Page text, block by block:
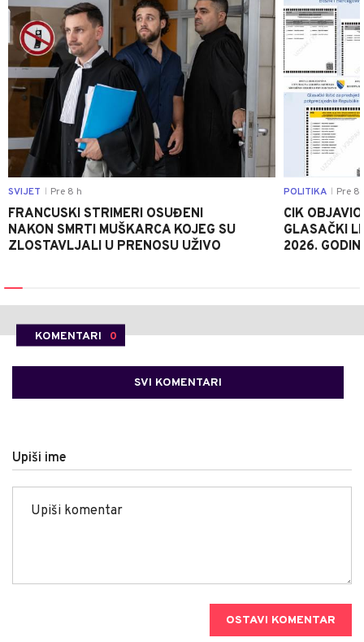
SVIJET Pre 8 h
FRANCUSKI STRIMERI OSUĐENI
NAKON SMRTI MUŠKARCA KOJEG SU
ZLOSTAVLJALI U PRENOSU UŽIVO
POLITIKA Pre 8
CIK
GLASAČKI
2026.
KOMENTARI 0
SVI KOMENTARI
Upiši ime
OSTAVI KOMENTAR